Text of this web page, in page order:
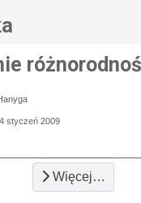
styczeń 2009
Więcej…